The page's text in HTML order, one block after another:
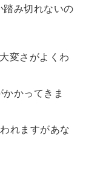
み切れないの
変さがよくわ
かってきま
れますがあな